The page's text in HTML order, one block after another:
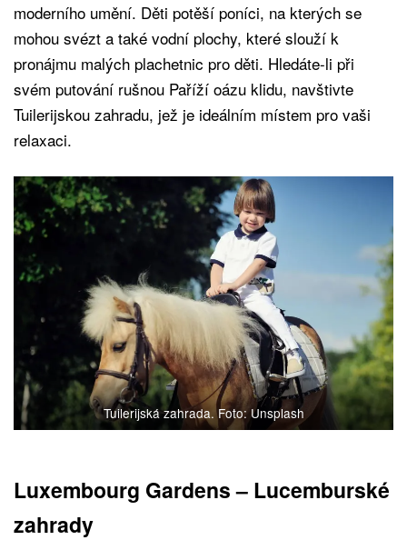
moderního umění. Děti potěší poníci, na kterých se
mohou svézt a také vodní plochy, které slouží k
pronájmu malých plachetnic pro děti. Hledáte-li při
svém putování rušnou Paříží oázu klidu, navštivte
Tuilerijskou zahradu, jež je ideálním místem pro vaši
relaxaci.
Tuilerijská zahrada. Foto: Unsplash
Luxembourg Gardens – Lucemburské
zahrady